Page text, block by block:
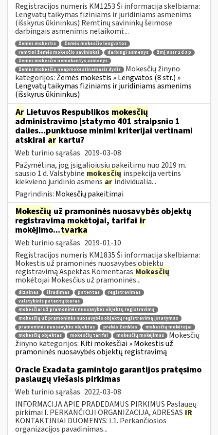
Registracijos numeris KM1253 Ši informacija skelbiama:
Lengvatų taikymas fiziniams ir juridiniams asmenims
(išskyrus ūkininkus) Remtinų savininkų šeimose
darbingais asmenimis nelaikomi:...
žemės mokestis
žemės mokesčio lengvatos
remtini žemės mokesčio savininkai
darbingi asmenys
žmį 8 str 2 d 3 p
žemės mokesčio nemokantys asmenys
žemės mokesčio neapmokestinamasis dydis
Mokesčių žinyno
kategorijos: Žemės mokestis » Lengvatos (8 str.) »
Lengvatų taikymas fiziniams ir juridiniams asmenims
(išskyrus ūkininkus)
Ar Lietuvos Respublikos mokesčių
administravimo įstatymo 401 straipsnio 1
dalies...punktuose minimi kriterijai vertinami
atskirai ar kartu?
Web turinio sąrašas 2019-03-08
Pažymėtina, jog įsigaliojusiu pakeitimu nuo 2019 m.
sausio 1 d. Valstybinė mokesčių inspekcija vertins
kiekvieno juridinio asmensarindividualia...
Pagrindinis: Mokesčių pakeitimai
Mokesčių už pramoninės nuosavybės objektų
registravimą mokėtojai, tarifai ir
mokėjimo...tvarka
Web turinio sąrašas 2019-01-10
Registracijos numeris KM1835 Ši informacija skelbiama:
Mokestis už pramoninės nuosavybės objektų
registravimą Aspektas Komentaras Mokesčių
mokėtojai Mokesčius už pramoninės...
dizainas išradimas patentas
registravimas
valstybinis patentų biuras
mokesčiai už pramoninės nuosavybės objektų registravimą
mokesčių už pramoninės nuosavybės objektų registravimą įstatymas
pramoninės nuosavybės objektas
prekės ženklas
mokesčių mokėtojai
mokesčių objektas
mokesčių tarifai mokesčių mokėjimas
Mokesčių
žinyno kategorijos: Kiti mokesčiai » Mokestis už
pramoninės nuosavybės objektų registravimą
Oracle Exadata gamintojo garantijos pratęsimo
paslaugų viešasis pirkimas
Web turinio sąrašas 2022-03-08
INFORMACIJA APIE PRADEDAMUS PIRKIMUS Paslaugų
pirkimai I. PERKANČIOJI ORGANIZACIJA, ADRESAS IR
KONTAKTINIAI DUOMENYS: I.1. Perkančiosios
organizacijos pavadinimas...